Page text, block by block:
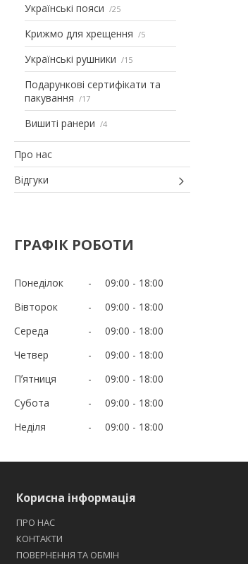
Українські пояси 25
Крижмо для хрещення 5
Українські рушники 15
Подарункові сертифікати та
пакування
17
Вишиті ранери 4
Про нас
Відгуки
ГРАФІК РОБОТИ
Понеділок 09:00
18:00
Вівторок
09:00
18:00
Середа
09:00
18:00
Четвер
09:00
18:00
Пʼятниця
09:00
18:00
Субота
09:00
18:00
Неділя
09:00 18:00
Корисна інформація
ПРО НАС
КОНТАКТИ
ПОВЕРНЕННЯ ТА ОБМІН